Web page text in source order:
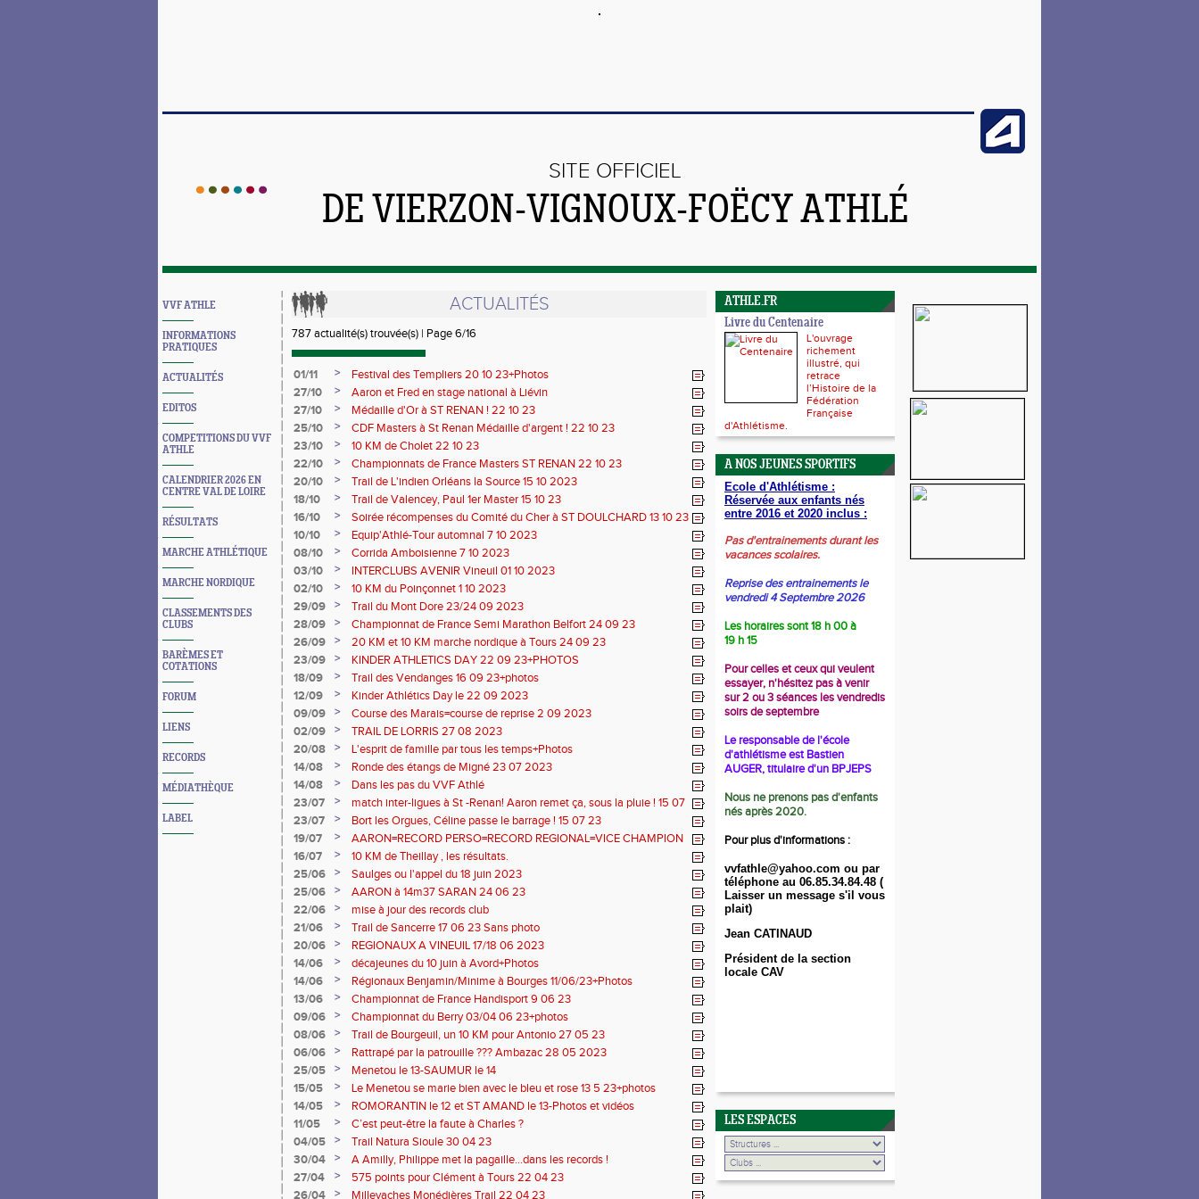
SITE OFFICIEL
DE VIERZON-VIGNOUX-FOËCY ATHLÉ
VVF ATHLE
INFORMATIONS
PRATIQUES
ACTUALITÉS
EDITOS
COMPETITIONS DU VVF
ATHLE
CALENDRIER 2026 EN
CENTRE VAL DE LOIRE
RÉSULTATS
MARCHE ATHLÉTIQUE
MARCHE NORDIQUE
CLASSEMENTS DES
CLUBS
BARÈMES ET
COTATIONS
FORUM
LIENS
RECORDS
MÉDIATHÈQUE
LABEL
ACTUALITÉS
787 actualité(s) trouvée(s) | Page 6/16
01/11 >
Festival des Templiers 20 10 23+Photos
27/10
>
Aaron et Fred en stage national à Liévin
27/10
>
Médaille d'Or à ST RENAN ! 22 10 23
25/10
>
CDF Masters à St Renan Médaille d'argent ! 22 10 23
23/10
>
10 KM de Cholet 22 10 23
22/10
>
Championnats de France Masters ST RENAN 22 10 23
20/10
>
Trail de L'indien Orléans la Source 15 10 2023
18/10
>
Trail de Valencey, Paul 1er Master 15 10 23
16/10
>
Soirée récompenses du Comité du Cher à ST DOULCHARD 13 10 23
10/10
>
Equip'Athlé-Tour automnal 7 10 2023
08/10
>
Corrida Amboisienne 7 10 2023
03/10
>
INTERCLUBS AVENIR Vineuil 01 10 2023
02/10
>
10 KM du Poinçonnet 1 10 2023
29/09
>
Trail du Mont Dore 23/24 09 2023
28/09
>
Championnat de France Semi Marathon Belfort 24 09 23
26/09
>
20 KM et 10 KM marche nordique à Tours 24 09 23
23/09
>
KINDER ATHLETICS DAY 22 09 23+PHOTOS
18/09
>
Trail des Vendanges 16 09 23+photos
12/09
>
Kinder Athlétics Day le 22 09 2023
09/09
>
Course des Marais=course de reprise 2 09 2023
02/09
>
TRAIL DE LORRIS 27 08 2023
20/08
>
L'esprit de famille par tous les temps+Photos
14/08
>
Ronde des étangs de Migné 23 07 2023
14/08
>
Dans les pas du VVF Athlé
23/07
>
match inter-ligues à St -Renan! Aaron remet ça, sous la pluie ! 15 07
23
23/07 >
Bort les Orgues, Céline passe le barrage ! 15 07 23
19/07
>
AARON=RECORD PERSO=RECORD REGIONAL=VICE CHAMPION
DE FRANCE !
16/07 >
10 KM de Theillay , les résultats.
25/06
>
Saulges ou l'appel du 18 juin 2023
25/06
>
AARON à 14m37 SARAN 24 06 23
22/06
>
mise à jour des records club
21/06
>
Trail de Sancerre 17 06 23 Sans photo
20/06
>
REGIONAUX A VINEUIL 17/18 06 2023
14/06
>
décajeunes du 10 juin à Avord+Photos
14/06
>
Régionaux Benjamin/Minime à Bourges 11/06/23+Photos
13/06
>
Championnat de France Handisport 9 06 23
09/06
>
Championnat du Berry 03/04 06 23+photos
08/06
>
Trail de Bourgeuil, un 10 KM pour Antonio 27 05 23
06/06
>
Rattrapé par la patrouille ??? Ambazac 28 05 2023
25/05
>
Menetou le 13-SAUMUR le 14
15/05
>
Le Menetou se marie bien avec le bleu et rose 13 5 23+photos
14/05
>
ROMORANTIN le 12 et ST AMAND le 13-Photos et vidéos
11/05
>
C’est peut-être la faute à Charles ?
04/05
>
Trail Natura Sioule 30 04 23
30/04
>
A Amilly, Philippe met la pagaille...dans les records !
27/04
>
575 points pour Clément à Tours 22 04 23
26/04
> Millevaches Monédières Trail 22 04 23
ATHLE.FR
Livre du Centenaire
L'ouvrage
richement
illustré, qui
retrace
l’Histoire de la
Fédération
Française
d'Athlétisme.
A NOS JEUNES SPORTIFS
Ecole d'Athlétisme :
Réservée aux enfants nés
entre 2016 et 2020 inclus :
Pas d'entrainements durant les
vacances scolaires.
Reprise des entrainements le
vendredi 4 Septembre 2026
Les horaires sont 18 h 00 à
19 h 15
Pour celles et ceux qui veulent
essayer, n'hésitez pas à venir
sur 2 ou 3 séances les vendredis
soirs de septembre
Le responsable de l'école
d'athlétisme est Bastien
AUGER, titulaire d'un BPJEPS
Nous ne prenons pas d'enfants
nés après 2020.
Pour plus d'informations :
vvfathle@yahoo.com ou par
téléphone au 06.85.34.84.48 (
Laisser un message s'il vous
plait)
Jean CATINAUD
Président de la section
locale CAV
LES ESPACES